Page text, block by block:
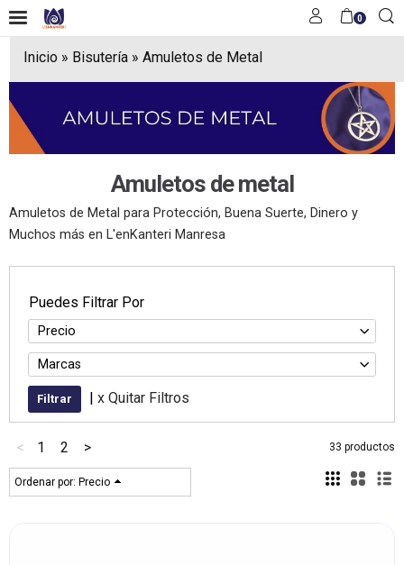
0
Inicio » Bisutería » Amuletos de Metal
Amuletos de metal
Amuletos de Metal para Protección, Buena Suerte, Dinero y
Muchos más en L'enKanteri Manresa
Puedes Filtrar Por
Precio
Marcas
| x Quitar Filtros
< 1 2 > 33 productos
Ordenar por: Precio